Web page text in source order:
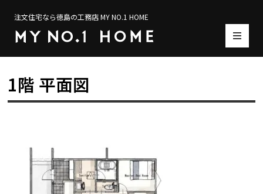
注文住宅なら徳島の工務店 MY NO.1 HOME
1階 平面図